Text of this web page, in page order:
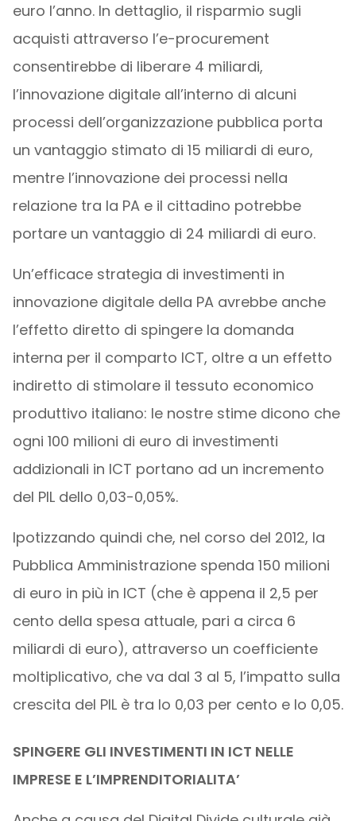
euro l’anno. In dettaglio, il risparmio sugli
acquisti attraverso l’e-procurement
consentirebbe di liberare 4 miliardi,
l’innovazione digitale all’interno di alcuni
processi dell’organizzazione pubblica porta
un vantaggio stimato di 15 miliardi di euro,
mentre l’innovazione dei processi nella
relazione tra la PA e il cittadino potrebbe
portare un vantaggio di 24 miliardi di euro.
Un’efficace strategia di investimenti in
innovazione digitale della PA avrebbe anche
l’effetto diretto di spingere la domanda
interna per il comparto ICT, oltre a un effetto
indiretto di stimolare il tessuto economico
produttivo italiano: le nostre stime dicono che
ogni 100 milioni di euro di investimenti
addizionali in ICT portano ad un incremento
del PIL dello 0,03-0,05%.
Ipotizzando quindi che, nel corso del 2012, la
Pubblica Amministrazione spenda 150 milioni
di euro in più in ICT (che è appena il 2,5 per
cento della spesa attuale, pari a circa 6
miliardi di euro), attraverso un coefficiente
moltiplicativo, che va dal 3 al 5, l’impatto sulla
crescita del PIL è tra lo 0,03 per cento e lo 0,05.
SPINGERE GLI INVESTIMENTI IN ICT NELLE
IMPRESE E L’IMPRENDITORIALITA’